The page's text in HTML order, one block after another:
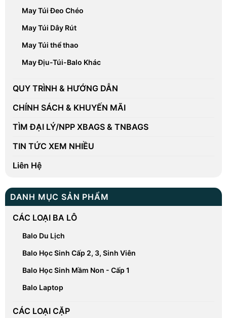
May Túi Đeo Chéo
May Túi Dây Rút
May Túi thể thao
May Địu-Túi-Balo Khác
QUY TRÌNH & HƯỚNG DẪN
CHÍNH SÁCH & KHUYẾN MÃI
TÌM ĐẠI LÝ/NPP XBAGS & TNBAGS
TIN TỨC XEM NHIỀU
Liên Hệ
DANH MỤC SẢN PHẨM
CÁC LOẠI BA LÔ
Balo Du Lịch
Balo Học Sinh Cấp 2, 3, Sinh Viên
Balo Học Sinh Mầm Non - Cấp 1
Balo Laptop
CÁC LOẠI CẶP